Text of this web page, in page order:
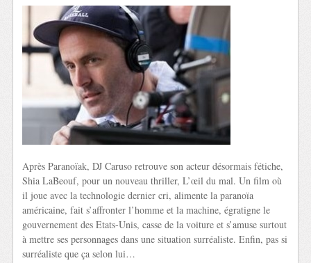
Après Paranoïak, DJ Caruso retrouve son acteur désormais fétiche,
Shia LaBeouf, pour un nouveau thriller, L’œil du mal. Un film où
il joue avec la technologie dernier cri, alimente la paranoïa
américaine, fait s’affronter l’homme et la machine, égratigne le
gouvernement des Etats-Unis, casse de la voiture et s’amuse surtout
à mettre ses personnages dans une situation surréaliste. Enfin, pas si
surréaliste que ça selon lui…